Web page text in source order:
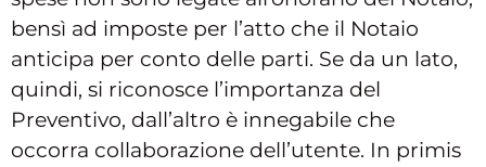
bensì ad imposte per l’atto che il Notaio
anticipa per conto delle parti. Se da un lato,
quindi, si riconosce l’importanza del
Preventivo, dall’altro è innegabile che
occorra collaborazione dell’utente. In primis